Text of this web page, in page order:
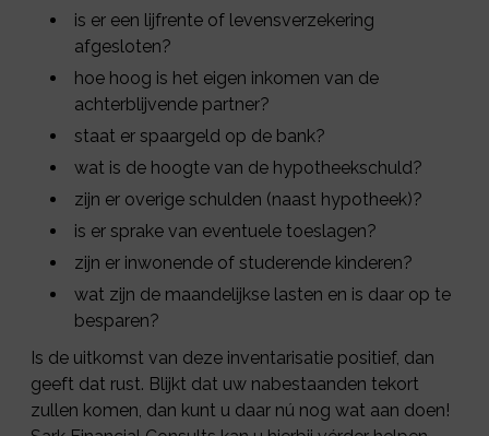
is er een lijfrente of levensverzekering
afgesloten?
hoe hoog is het eigen inkomen van de
achterblijvende partner?
staat er spaargeld op de bank?
wat is de hoogte van de hypotheekschuld?
zijn er overige schulden (naast hypotheek)?
is er sprake van eventuele toeslagen?
zijn er inwonende of studerende kinderen?
wat zijn de maandelijkse lasten en is daar op te
besparen?
Is de uitkomst van deze inventarisatie positief, dan
geeft dat rust. Blijkt dat uw nabestaanden tekort
zullen komen, dan kunt u daar nú nog wat aan doen!